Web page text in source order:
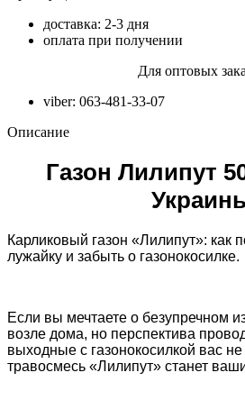
доставка: 2-3 дня
оплата при получении
Для оптовых
viber: 063-481-33-07
Описание
Газон Лилипут
Карликовый газон «Лилипут»: как
лужайку и забыть о газонокосилке.
Если вы мечтаете о безупречном
возле дома, но перспектива
выходные с газонокосилкой вас
травосмесь «Лилипут» станет